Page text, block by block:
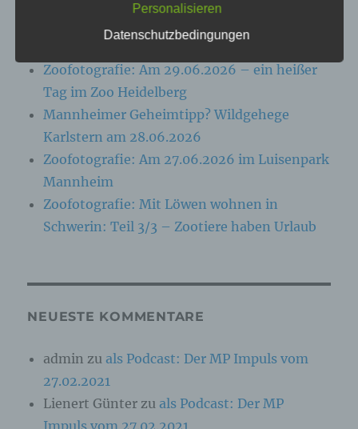
Zoofotografie: Am 29.06.2026 – ein heißer
Tag im Zoo Heidelberg
Mannheimer Geheimtipp? Wildgehege
Karlstern am 28.06.2026
Zoofotografie: Am 27.06.2026 im Luisenpark
Mannheim
Zoofotografie: Mit Löwen wohnen in
Schwerin: Teil 3/3 – Zootiere haben Urlaub
NEUESTE KOMMENTARE
admin zu als Podcast: Der MP Impuls vom
27.02.2021
Lienert Günter zu als Podcast: Der MP
Personenbezogene Daten sind alle
Informationen, die sich auf eine identifizierte
oder identifizierbare natürliche Person (im
identifizierbar wird eine natürliche Person
angesehen, die direkt oder indirekt,
insbesondere mittels Zuordnung zu einer
Kennung wie einem Namen, zu einer
Kennnummer, zu Standortdaten, zu einer
Online-Kennung oder zu einem oder mehreren
besonderen Merkmalen, die Ausdruck der
physischen, physiologischen, genetischen,
psychischen, wirtschaftlichen, kulturellen oder
sozialen Identität dieser natürlichen Person
sind, identifiziert werden kann.
identifizierbare natürliche Person, deren
werden.
c) Verarbeitung
Personalisieren
Datenschutzbedingungen